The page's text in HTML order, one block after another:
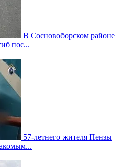
В Сосновоборском районе
пос...
57-летнего жителя Пензы